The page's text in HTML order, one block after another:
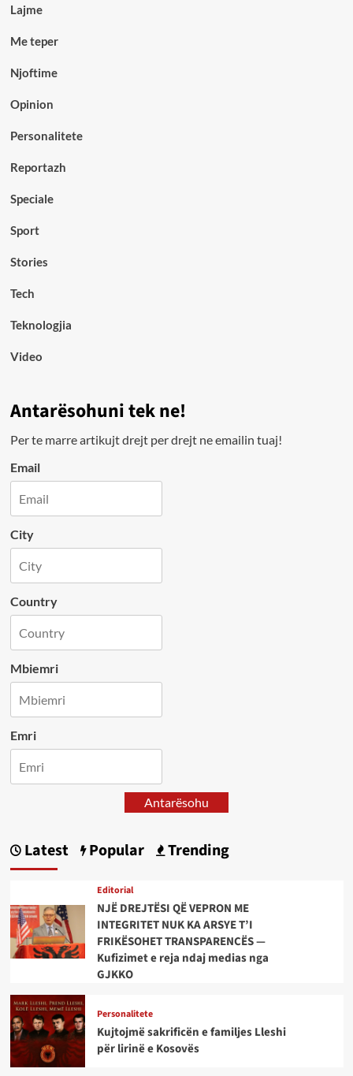
Lajme
Me teper
Njoftime
Opinion
Personalitete
Reportazh
Speciale
Sport
Stories
Tech
Teknologjia
Video
Antarësohuni tek ne!
Per te marre artikujt drejt per drejt ne emailin tuaj!
Email
City
Country
Mbiemri
Emri
Antarësohu
Latest Popular Trending
Editorial
NJË DREJTËSI QË VEPRON ME
INTEGRITET NUK KA ARSYE T’I
FRIKËSOHET TRANSPARENCËS —
Kufizimet e reja ndaj medias nga
GJKKO
Personalitete
Kujtojmë sakrificën e familjes Lleshi
për lirinë e Kosovës